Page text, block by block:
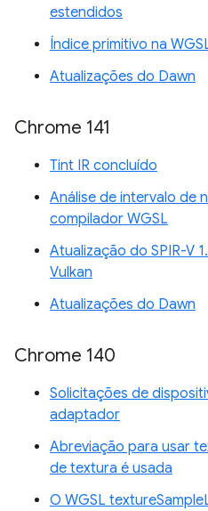
estendidos
Índice primitivo na
Atualizações do Dawn
Chrome 141
Tint IR concluído
Análise de intervalo de
compilador WGSL
Atualização do SPIR-V
Vulkan
Atualizações do Dawn
Chrome 140
Solicitações de
adaptador
Abreviação para usar
de textura é usada
O WGSL